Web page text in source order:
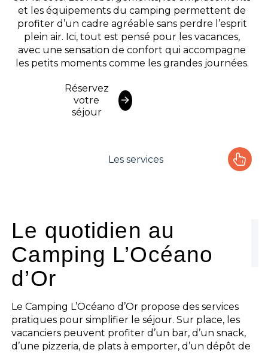
et les équipements du camping permettent de
profiter d’un cadre agréable sans perdre l’esprit
plein air. Ici, tout est pensé pour les vacances,
avec une sensation de confort qui accompagne
les petits moments comme les grandes journées.
Réservez
votre
séjour
Les services
L'espace Aquatique
Les activités
Le quotidien au
Camping L’Océano
d’Or
Le Camping L’Océano d’Or propose des services
pratiques pour simplifier le séjour. Sur place, les
vacanciers peuvent profiter d’un bar, d’un snack,
d’une pizzeria, de plats à emporter, d’un dépôt de